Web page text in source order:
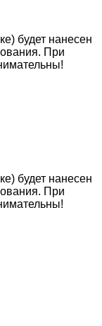
будет нанесен
При
будет нанесен
При